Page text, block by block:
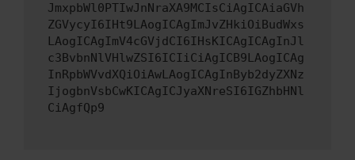
JmxpbWl0PTIwJnNraXA9MCIsCiAgICAiaGVh
ZGVycyI6IHt9LAogICAgImJvZHkiOiBudWxs
LAogICAgImV4cGVjdCI6IHsKICAgICAgInJl
c3BvbnNlVHlwZSI6ICIiCiAgICB9LAogICAg
InRpbWVvdXQiOiAwLAogICAgInByb2dyZXNz
IjogbnVsbCwKICAgICJyaXNreSI6IGZhbHNl
CiAgfQp9